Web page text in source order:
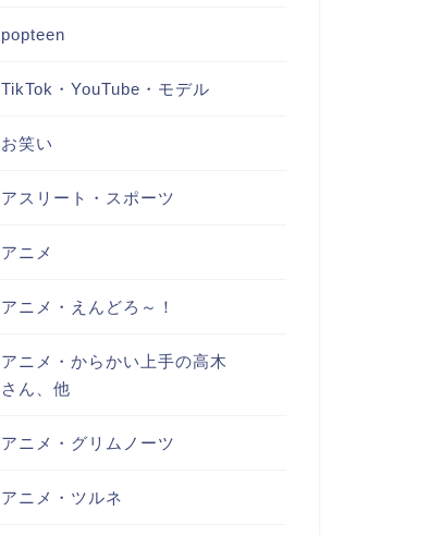
popteen
TikTok・YouTube・モデル
お笑い
アスリート・スポーツ
アニメ
アニメ・えんどろ～！
アニメ・からかい上手の高木
さん、他
アニメ・グリムノーツ
アニメ・ツルネ